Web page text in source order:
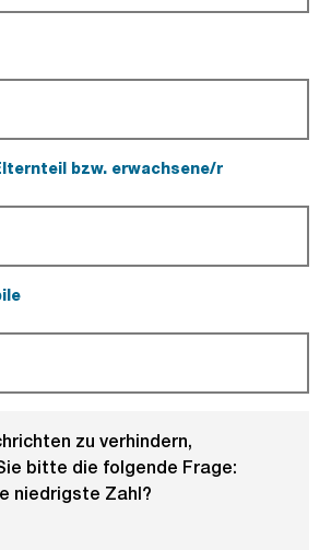
bzw. erwachsene/r
zu verhindern,
bitte die folgende Frage:
niedrigste Zahl?